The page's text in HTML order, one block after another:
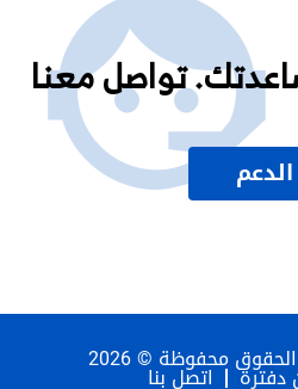
تواصل معنا
محفوظة © 2026
دفترة اتصل بنا